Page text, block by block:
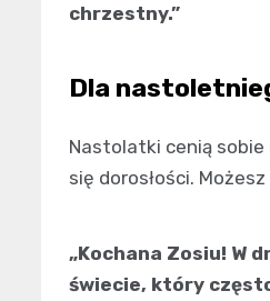
chrzestny.”
Dla
Nastolatki cenią
się dorosłości.
„Kochana Zosiu! W
świecie, który